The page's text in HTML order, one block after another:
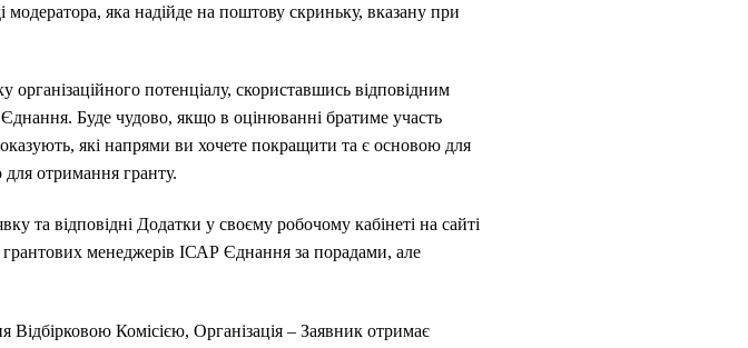
модератора, яка надійде на поштову скриньку, вказану при
організаційного потенціалу, скориставшись відповідним
Буде чудово, якщо в оцінюванні братиме участь
які напрями ви хочете покращити та є основою для
для отримання гранту.
та відповідні Додатки у своєму робочому кабінеті на сайті
менеджерів ІСАР Єднання за порадами, але
Відбірковою Комісією, Організація – Заявник отримає